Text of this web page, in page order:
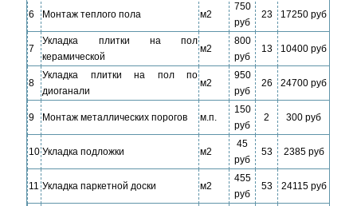
6 Монтаж теплого пола м2
750
руб
23 17250 руб
7
Укладка плитки на пол
керамической
м2
800
руб
13 10400 руб
8
Укладка плитки на пол по
диоганали
м2
950
руб
26 24700 руб
9 Монтаж металлических порогов м.п.
150
руб
2 300 руб
10 Укладка подложки м2
45
руб
53 2385 руб
11 Укладка паркетной доски м2
455
руб
53 24115 руб